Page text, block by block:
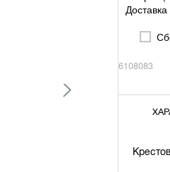
Доставка
6108083